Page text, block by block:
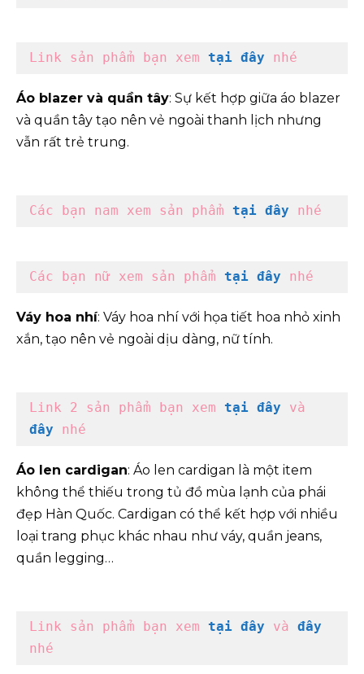
Link sản phẩm bạn xem tại đây nhé
Áo blazer và quần tây: Sự kết hợp giữa áo blazer
và quần tây tạo nên vẻ ngoài thanh lịch nhưng
vẫn rất trẻ trung.
Các bạn nam xem sản phẩm tại đây nhé
Các bạn nữ xem sản phẩm tại đây nhé
Váy hoa nhí: Váy hoa nhí với họa tiết hoa nhỏ xinh
xắn, tạo nên vẻ ngoài dịu dàng, nữ tính.
Link 2 sản phẩm bạn xem tại đây
đây nhé
Áo len cardigan: Áo len cardigan là một item
không thể thiếu trong tủ đồ mùa lạnh của phái
đẹp Hàn Quốc. Cardigan có thể kết hợp với nhiều
loại trang phục khác nhau như váy, quần jeans,
quần legging…
Link sản phẩm bạn xem tại đây và đây
nhé